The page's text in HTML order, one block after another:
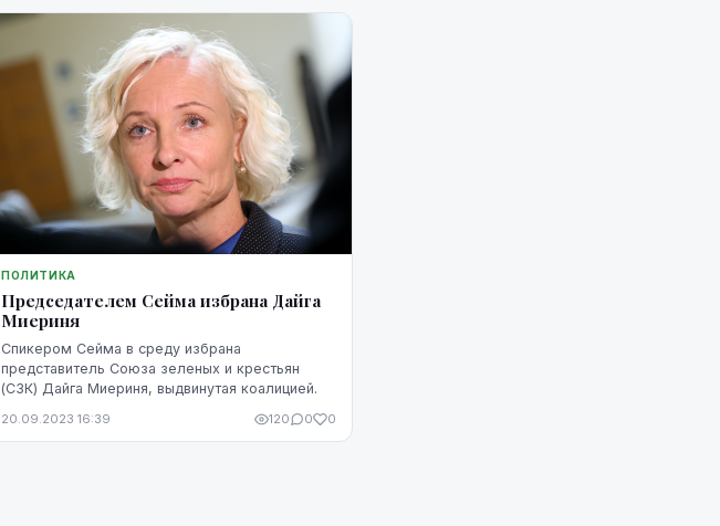
ПОЛИТИКА
Председателем Сейма избрана Дайга
Миериня
Спикером Сейма в среду избрана
представитель Союза зеленых и крестьян
(СЗК) Дайга Миериня, выдвинутая коалицией.
20.09.2023 16:39 120 0 0